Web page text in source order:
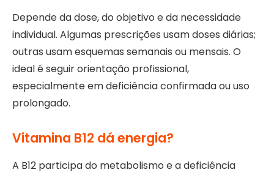
Depende da dose, do objetivo e da necessidade
individual. Algumas prescrições usam doses diárias;
outras usam esquemas semanais ou mensais. O
ideal é seguir orientação profissional,
especialmente em deficiência confirmada ou uso
prolongado.
Vitamina B12 dá energia?
A B12 participa do metabolismo e a deficiência